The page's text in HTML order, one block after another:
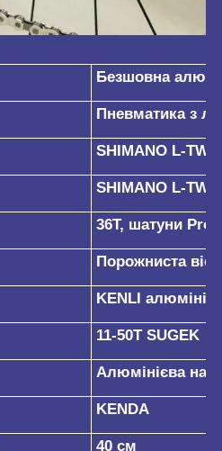
Безшовна
Пневматика з
SHIMANO L-
SHIMANO L-
36T, шатуни
Порожниста
KENLI алюміній
11-50T SUGEK
Алюмінієва на
KENDA
40 см